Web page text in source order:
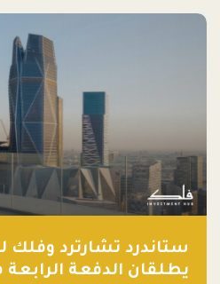
ستاندرد تشارترد وفلك
يطلقان الدفعة الرابعة